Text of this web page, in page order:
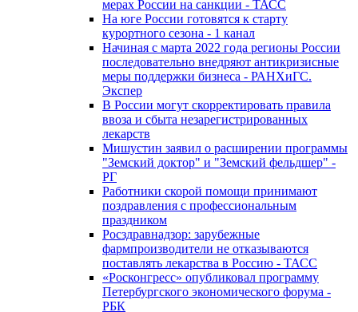
мерах России на санкции - ТАСС
На юге России готовятся к старту
курортного сезона - 1 канал
Начиная с марта 2022 года регионы России
последовательно внедряют антикризисные
меры поддержки бизнеса - РАНХиГС.
Экспер
В России могут скорректировать правила
ввоза и сбыта незарегистрированных
лекарств
Мишустин заявил о расширении программы
"Земский доктор" и "Земский фельдшер" -
РГ
Работники скорой помощи принимают
поздравления с профессиональным
праздником
Росздравнадзор: зарубежные
фармпроизводители не отказываются
поставлять лекарства в Россию - ТАСС
«Росконгресс» опубликовал программу
Петербургского экономического форума -
РБК